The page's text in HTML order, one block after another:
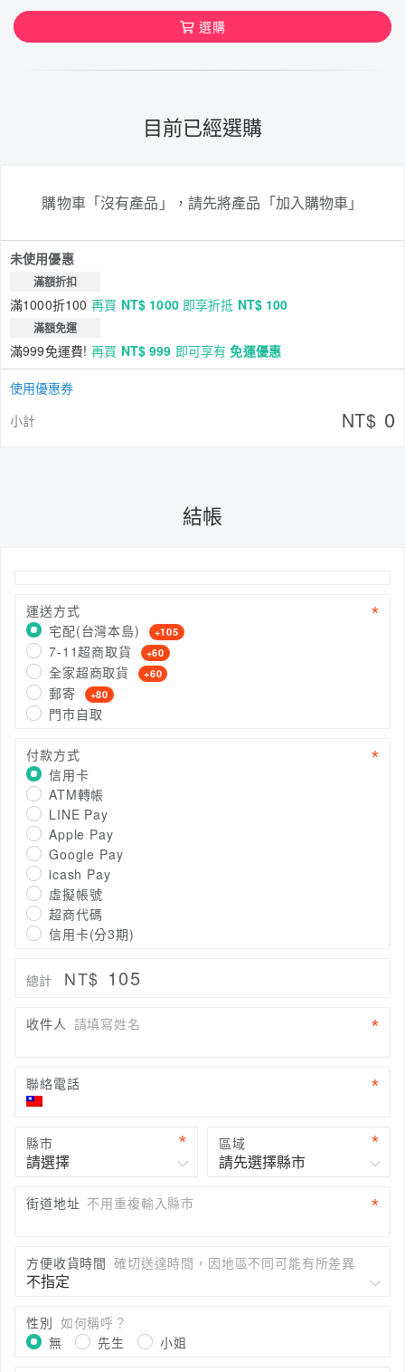
選購
目前已經選購
購物車「沒有產品」，請先將產品「加入購物車」
未使用優惠
滿額折扣
滿1000折100 再買 NT$ 1000即享折抵 NT$ 100
滿額免運
滿999免運費! 再買 NT$ 999 即可享有免運優惠
使用優惠券
小計
NT$ 0
結帳
運送方式
宅配(台灣本島)
+105
7-11超商取貨 +60
全家超商取貨 +60
郵寄 +80
門市自取
付款方式
信用卡
ATM轉帳
LINE Pay
Apple Pay
Google Pay
icash Pay
虛擬帳號
超商代碼
信用卡(分3期)
總計 NT$ 105
收件人 請填寫姓名
聯絡電話
縣市 區域
街道地址 不用重複輸入縣市
方便收貨時間 確切送達時間，因地區不同可能有所差異
性別 如何稱呼？
無
先生 小姐